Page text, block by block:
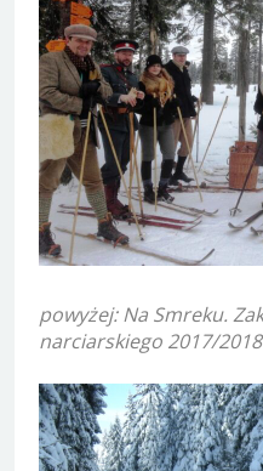
powyżej: Na Smreku.
narciarskiego 2017/